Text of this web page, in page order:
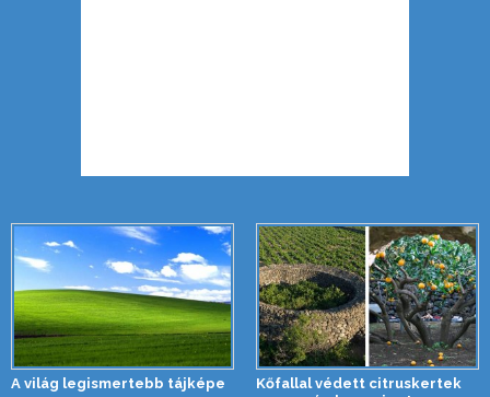
A világ legismertebb tájképe
Kőfallal védett citruskertek